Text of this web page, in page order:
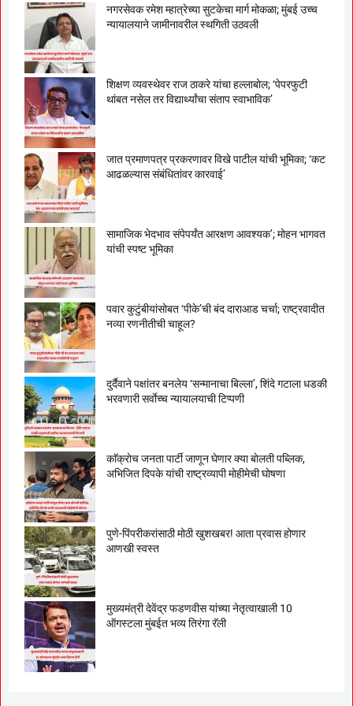
नगरसेवक रमेश म्हात्रेच्या सुटकेचा मार्ग मोकळा; मुंबई उच्च
न्यायालयाने जामीनावरील स्थगिती उठवली
शिक्षण व्यवस्थेवर राज ठाकरे यांचा हल्लाबोल; ‘पेपरफुटी
थांबत नसेल तर विद्यार्थ्यांचा संताप स्वाभाविक’
जात प्रमाणपत्र प्रकरणावर विखे पाटील यांची भूमिका; ‘कट
आढळल्यास संबंधितांवर कारवाई’
सामाजिक भेदभाव संपेपर्यंत आरक्षण आवश्यक’; मोहन भागवत
यांची स्पष्ट भूमिका
पवार कुटुंबीयांसोबत ‘पीके’ची बंद दाराआड चर्चा; राष्ट्रवादीत
नव्या रणनीतीची चाहूल?
दुर्दैवाने पक्षांतर बनलेय ‘सन्मानाचा बिल्ला’, शिंदे गटाला धडकी
भरवणारी सर्वाेच्च न्यायालयाची टिप्पणी
काॅक्राेच जनता पार्टी जाणून घेणार क्या बाेलती पब्लिक,
अभिजित दिपके यांची राष्ट्रव्यापी माेहीमेची घाेषणा
पुणे-पिंपरीकरांसाठी मोठी खुशखबर! आता प्रवास होणार
आणखी स्वस्त
मुख्यमंत्री देवेंद्र फडणवीस यांच्या नेतृत्वाखाली 10
ऑगस्टला मुंबईत भव्य तिरंगा रॅली